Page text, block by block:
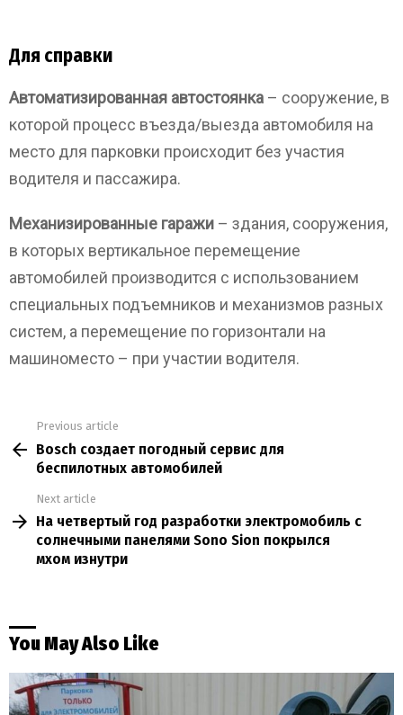
Для справки
Автоматизированная автостоянка – сооружение, в
которой процесс въезда/выезда автомобиля на
место для парковки происходит без участия
водителя и пассажира.
Механизированные гаражи – здания, сооружения,
в которых вертикальное перемещение
автомобилей производится с использованием
специальных подъемников и механизмов разных
систем, а перемещение по горизонтали на
машиноместо – при участии водителя.
more
Previous article
Bosch создает погодный сервис для
беспилотных автомобилей
Next article
На четвертый год разработки электромобиль с
солнечными панелями Sono Sion покрылся
мхом изнутри
You May Also Like